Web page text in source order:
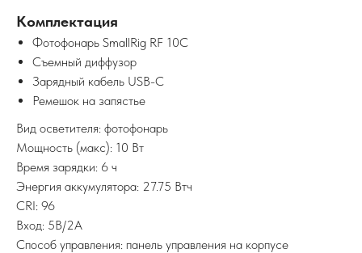
Комплектация
Фотофонарь SmallRig RF 10C
Съемный диффузор
Зарядный кабель USB-C
Ремешок на запястье
Вид осветителя: фотофонарь
Мощность (макс): 10 Вт
Время зарядки: 6 ч
Энергия аккумулятора: 27.75 Втч
CRI: 96
Вход: 5В/2А
Способ управления: панель управления на корпусе